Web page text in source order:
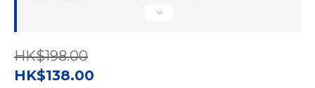
HK$198.00
HK$138.00